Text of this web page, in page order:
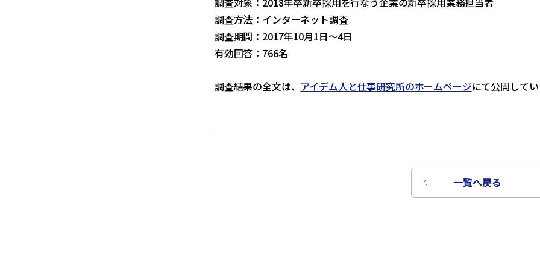
調査方法：インターネット調査
調査期間：2017年10月1日～4日
有効回答：766名
調査結果の全文は、 アイデム人と仕事研究所のホームページにて公開して
一覧へ戻る